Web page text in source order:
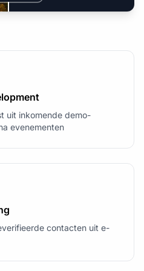
uit inkomende demo-
evenementen
contacten uit e-